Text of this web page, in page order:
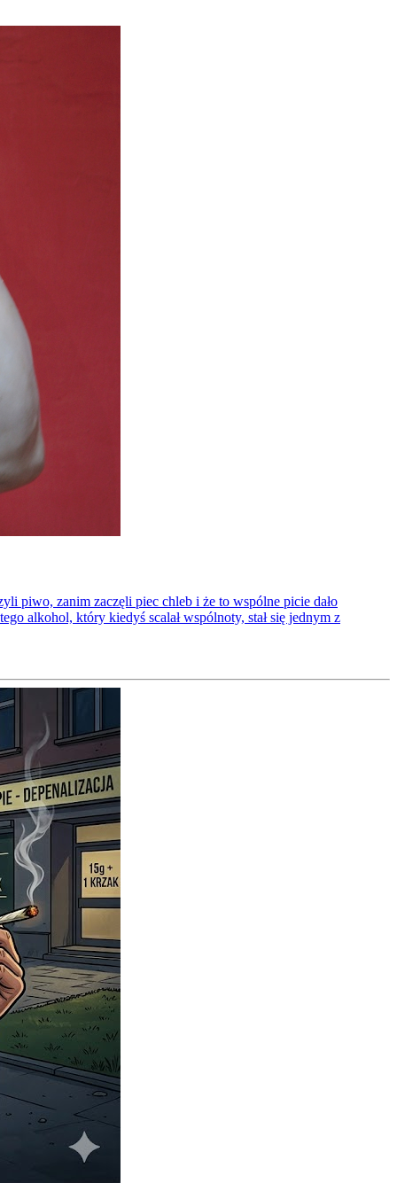
piwo, zanim zaczęli piec chleb i że to wspólne picie dało
alkohol, który kiedyś scalał wspólnoty, stał się jednym z